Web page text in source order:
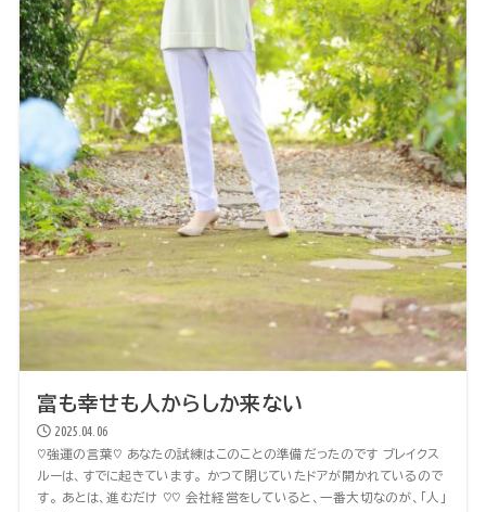
富も幸せも人からしか来ない
2025.04.06
♡強運の言葉♡ あなたの試練はこのことの準備だったのです ブレイクス
ルーは、すでに起きています。 かつて閉じていたドアが開かれているので
す。 あとは、進むだけ ♡♡ 会社経営をしていると、一番大切なのが、「人」